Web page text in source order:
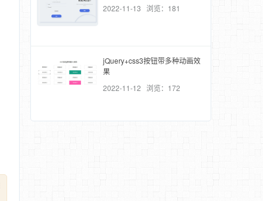
2022-11-13 浏览：181
jQuery+css3按钮带多种动画效
果
2022-11-12 浏览：172